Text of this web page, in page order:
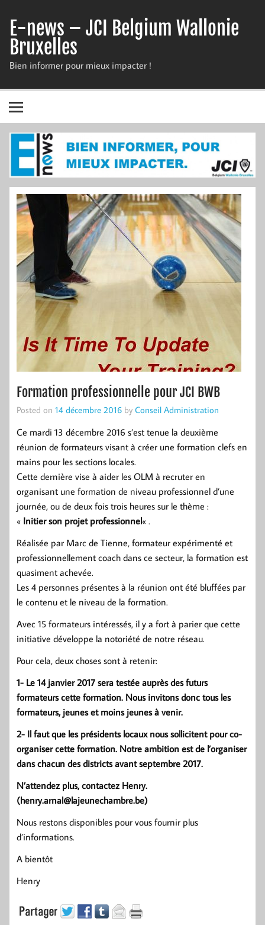
content
E-news – JCI Belgium Wallonie
Bruxelles
Bien informer pour mieux impacter !
Formation professionnelle pour JCI BWB
Posted on 14 décembre 2016 by Conseil Administration
Ce mardi 13 décembre 2016 s’est tenue la deuxième
réunion de formateurs visant à créer une formation clefs en
mains pour les sections locales.
Cette dernière vise à aider les OLM à recruter en
organisant une formation de niveau professionnel d’une
journée, ou de deux fois trois heures sur le thème :
« Initier son projet professionnel« .
Réalisée par Marc de Tienne, formateur expérimenté et
professionnellement coach dans ce secteur, la formation est
quasiment achevée.
Les 4 personnes présentes à la réunion ont été bluffées par
le contenu et le niveau de la formation.
Avec 15 formateurs intéressés, il y a fort à parier que cette
initiative développe la notoriété de notre réseau.
Pour cela, deux choses sont à retenir:
1- Le 14 janvier 2017 sera testée auprès des futurs
formateurs cette formation. Nous invitons donc tous les
formateurs, jeunes et moins jeunes à venir.
2- Il faut que les présidents locaux nous sollicitent pour co-
organiser cette formation. Notre ambition est de l’organiser
dans chacun des districts avant septembre 2017.
N’attendez plus, contactez Henry.
(henry.arnal@lajeunechambre.be)
Nous restons disponibles pour vous fournir plus
d’informations.
A bientôt
Henry